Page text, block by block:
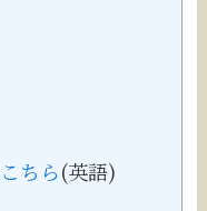
こちら(英語)